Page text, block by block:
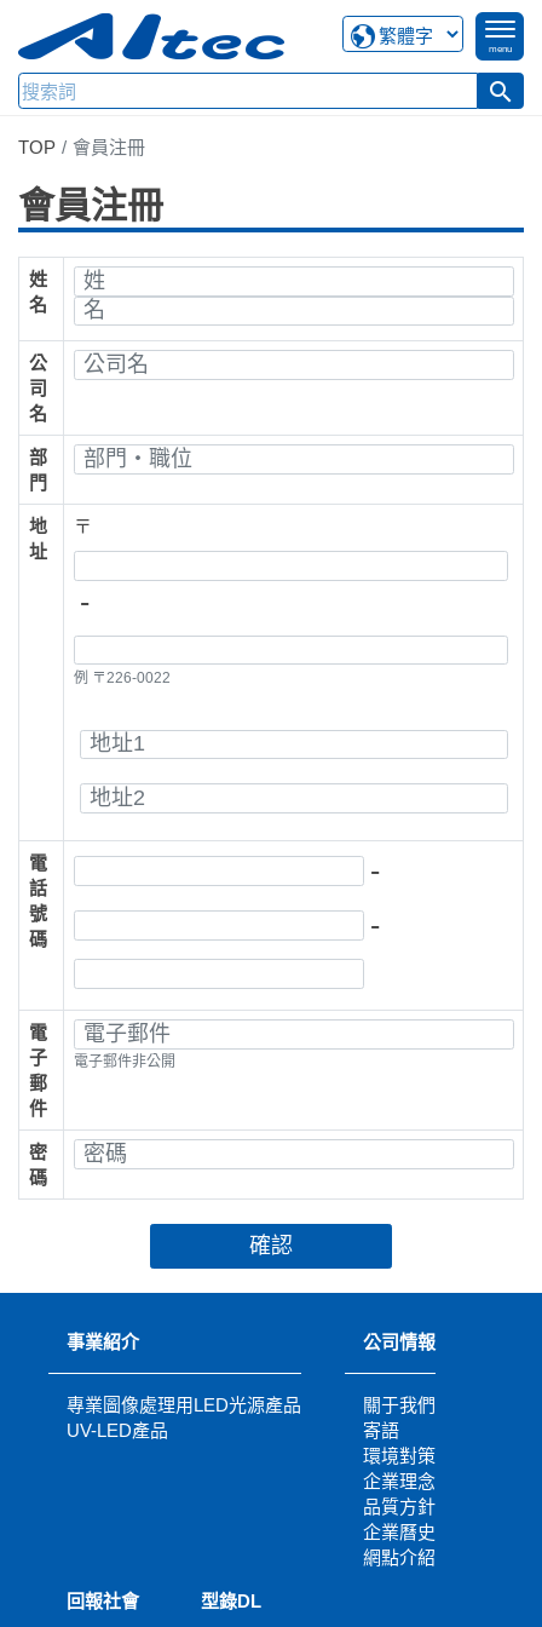
menu
search
TOP 會員注冊
會員注冊
姓
名
公
司
名
部
門
地
址
〒
-
例 〒226-0022
電
話
號
碼
-
-
電
子
郵
件
電子郵件非公開
密
碼
確認
事業紹介
專業圖像處理用LED光源產品
UV-LED產品
公司情報
關于我們
寄語
環境對策
企業理念
品質方針
企業曆史
網點介紹
回報社會 型錄DL